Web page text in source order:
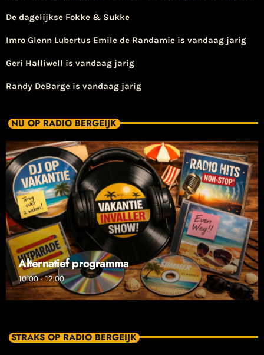
De dagelijkse Fokke & Sukke
Imro Glenn Lubertus Emile de Randamie is vandaag jarig
Geri Halliwell is vandaag jarig
Randy DeBarge is vandaag jarig
NU OP RADIO BERGEIJK
Alternatief programma
10:00 - 12:00
STRAKS OP RADIO BERGEIJK